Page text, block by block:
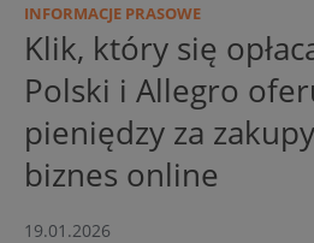
INFORMACJE PRASOWE
Klik, który się
Polski i Allegro
pieniędzy za
biznes online
19.01.2026